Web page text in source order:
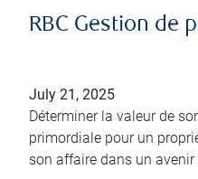
RBC Gestion de
July 21, 2025
Déterminer la valeur de
primordiale pour un
son affaire dans un